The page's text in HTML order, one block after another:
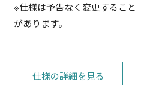
※仕様は予告なく変更すること
があります。
仕様の詳細を見る